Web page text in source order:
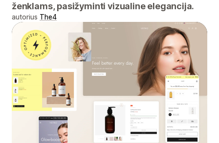
ženklams, pasižyminti vizualine elegancija.
autorius The4